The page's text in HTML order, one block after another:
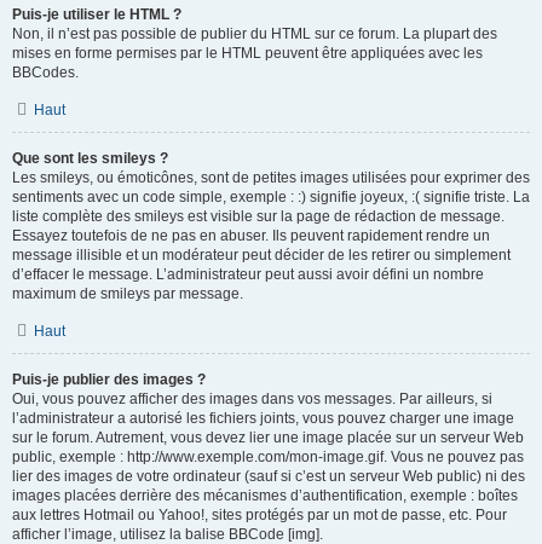
Puis-je utiliser le HTML ?
Non, il n’est pas possible de publier du HTML sur ce forum. La plupart des
mises en forme permises par le HTML peuvent être appliquées avec les
BBCodes.
Haut
Que sont les smileys ?
Les smileys, ou émoticônes, sont de petites images utilisées pour exprimer des
sentiments avec un code simple, exemple : :) signifie joyeux, :( signifie triste. La
liste complète des smileys est visible sur la page de rédaction de message.
Essayez toutefois de ne pas en abuser. Ils peuvent rapidement rendre un
message illisible et un modérateur peut décider de les retirer ou simplement
d’effacer le message. L’administrateur peut aussi avoir défini un nombre
maximum de smileys par message.
Haut
Puis-je publier des images ?
Oui, vous pouvez afficher des images dans vos messages. Par ailleurs, si
l’administrateur a autorisé les fichiers joints, vous pouvez charger une image
sur le forum. Autrement, vous devez lier une image placée sur un serveur Web
public, exemple : http://www.exemple.com/mon-image.gif. Vous ne pouvez pas
lier des images de votre ordinateur (sauf si c’est un serveur Web public) ni des
images placées derrière des mécanismes d’authentification, exemple : boîtes
aux lettres Hotmail ou Yahoo!, sites protégés par un mot de passe, etc. Pour
afficher l’image, utilisez la balise BBCode [img].